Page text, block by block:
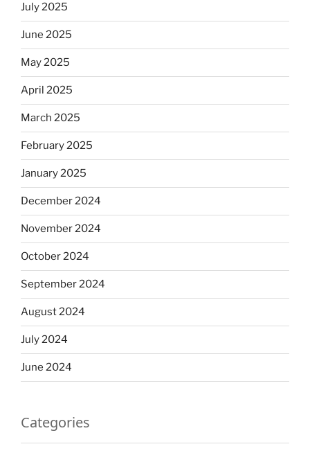
July 2025
June 2025
May 2025
April 2025
March 2025
February 2025
January 2025
December 2024
November 2024
October 2024
September 2024
August 2024
July 2024
June 2024
Categories